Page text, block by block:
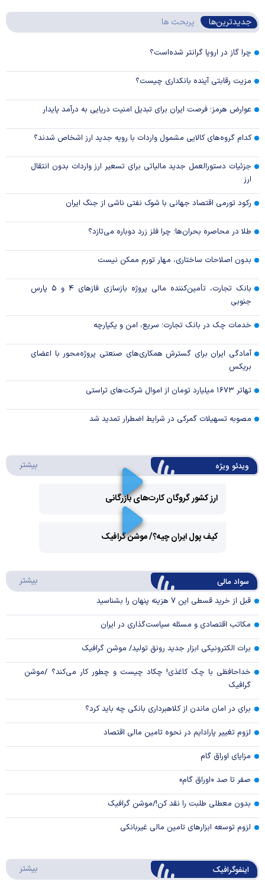
جدیدترین‌ها پربحث ها
چرا گاز در اروپا گرانتر شده‌است؟
مزیت رقابتی آینده بانکداری چیست؟
عوارض هرمز؛ فرصت ایران برای تبدیل امنیت دریایی به درآمد پایدار
کدام گروه‌های کالایی مشمول واردات با رویه جدید ارز اشخاص شدند؟
جزئیات دستورالعمل جدید مالیاتی برای تسعیر ارز واردات بدون انتقال
ارز
رکود تورمی اقتصاد جهانی با شوک نفتی ناشی از جنگ ایران
طلا در محاصره بحران‌ها؛ چرا فلز زرد دوباره می‌تازد؟
بدون اصلاحات ساختاری، مهار تورم ممکن نیست
بانک تجارت، تأمین‌کننده مالی پروژه بازسازی فاز‌های ۴ و ۵ پارس
جنوبی
خدمات چک در بانک تجارت؛ سریع، امن و یکپارچه
آمادگی ایران برای گسترش همکاری‌های صنعتی پروژه‌محور با اعضای
بریکس
تهاتر ۱۶۷۳ میلیارد تومان از اموال شرکت‌های تراستی
مصوبه تسهیلات گمرکی در شرایط اضطرار تمدید شد
ویدئو ویژه بیشتر
ارز کشور گروگان کارت‌های بازرگانی
Video
کیف پول ایران چیه؟/ موشن گرافیک
سواد مالی بیشتر
قبل از خرید قسطی این ۷ هزینه پنهان را بشناسید
مکاتب اقتصادی و مسئله سیاست‌گذاری در ایران
برات الکترونیکی ابزار جدید رونق تولید/ موشن گرافیک
خداحافظی با چک کاغذی! چکاد چیست و چطور کار می‌کند؟ /موشن
گرافیک
برای در امان ماندن از کلاهبرداری بانکی چه باید کرد؟
لزوم تغییر پارادایم در نحوه تامین مالی اقتصاد
مزایای اوراق گام
صفر تا صد «اوراق گام»
بدون معطلی طلبت را نقد کن!/موشن گرافیک
لزوم توسعه ابزارهای تامین مالی غیربانکی
اینفوگرافیک بیشتر